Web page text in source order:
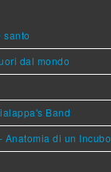
santo
dal mondo
Band
Anatomia di un Incubo